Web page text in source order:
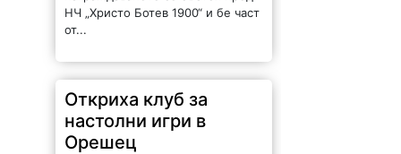
НЧ „Христо Ботев 1900“ и бе част
от...
Откриха клуб за
настолни игри в
Орешец